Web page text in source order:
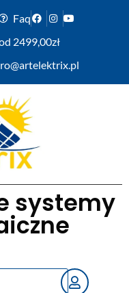
Faq
2499,00zł
systemy